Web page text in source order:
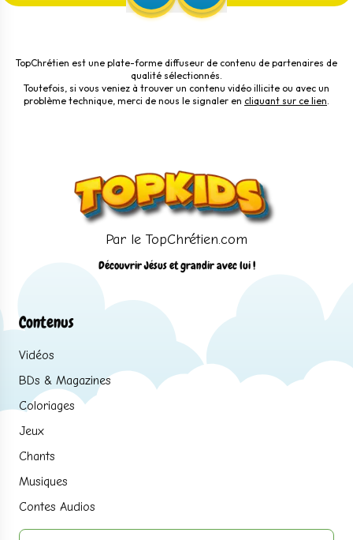
TopChrétien est une plate-forme diffuseur de contenu de partenaires de
qualité sélectionnés.
Toutefois, si vous veniez à trouver un contenu vidéo illicite ou avec un
problème technique, merci de nous le signaler en cliquant sur ce lien.
Par le TopChrétien.com
Découvrir Jésus et grandir avec lui !
Contenus
Vidéos
BDs & Magazines
Coloriages
Jeux
Chants
Musiques
Contes Audios